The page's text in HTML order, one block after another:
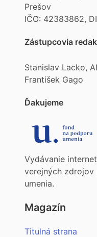
Prešov
IČO: 42383862,
Zástupcovia
Stanislav Lacko,
František Gago
Ďakujeme
Vydávanie
verejných zdrojov
umenia.
Magazín
Titulná strana